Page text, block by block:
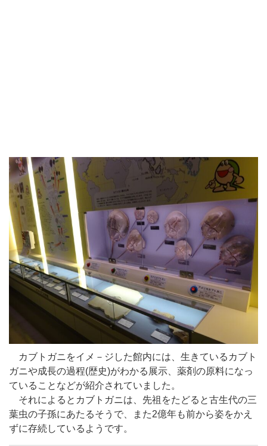
カブトガニをイメ－ジした館内には、生きているカブト
ガニや成長の過程(歴史)がわかる展示、薬剤の原料になっ
ていることなどが紹介されていました。
それによるとカブトガニは、先祖をたどると古生代の三
葉虫の子孫にあたるそうで、また2億年も前から姿をかえ
ずに存続しているようです。